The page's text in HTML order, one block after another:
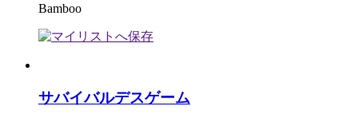
Bamboo
サバイバルデスゲーム